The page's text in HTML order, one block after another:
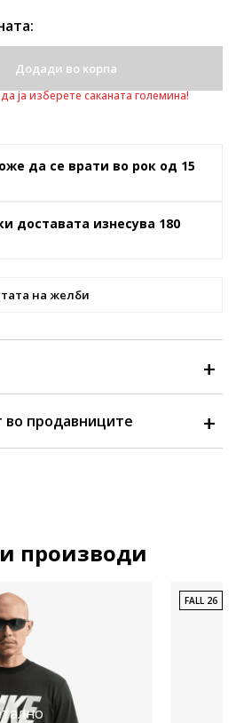
Додади во корпа
ја изберете саканата големина!
да се врати во рок од 15
доставата изнесува 180
на желби
во продавниците
производи
FALL 26